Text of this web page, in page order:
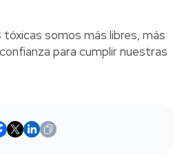
tóxicas somos más libres, más
para cumplir nuestras